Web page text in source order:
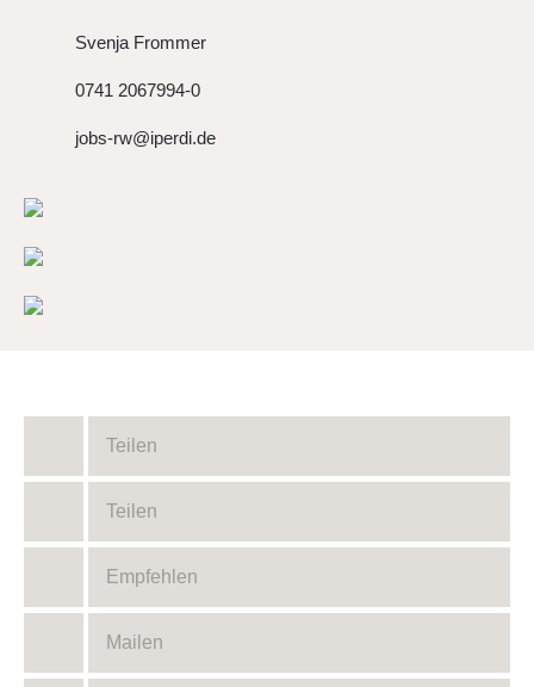
Svenja Frommer
0741 2067994-0
jobs-rw@iperdi.de
Teilen
Teilen
Empfehlen
Mailen